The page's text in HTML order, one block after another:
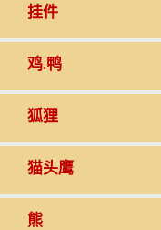
挂件
鸡.鸭
狐狸
猫头鹰
熊